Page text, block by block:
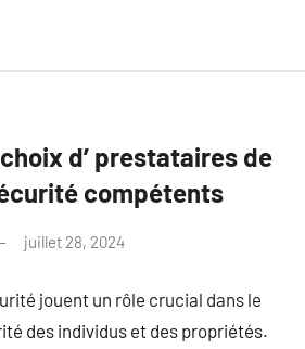
d’ prestataires de
compétents
juillet 28, 2024
jouent un rôle crucial dans le
des individus et des propriétés.